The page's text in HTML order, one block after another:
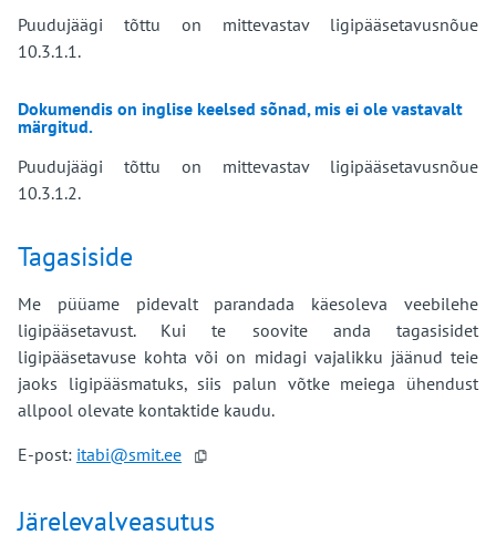
Puudujäägi tõttu on mittevastav ligipääsetavusnõue
10.3.1.1.
Dokumendis on inglise keelsed sõnad, mis ei ole vastavalt
märgitud.
Puudujäägi tõttu on mittevastav ligipääsetavusnõue
10.3.1.2.
Tagasiside
Me püüame pidevalt parandada käesoleva veebilehe
ligipääsetavust. Kui te soovite anda tagasisidet
ligipääsetavuse kohta või on midagi vajalikku jäänud teie
jaoks ligipääsmatuks, siis palun võtke meiega ühendust
allpool olevate kontaktide kaudu.
E-post:
@smit 
Järelevalveasutus